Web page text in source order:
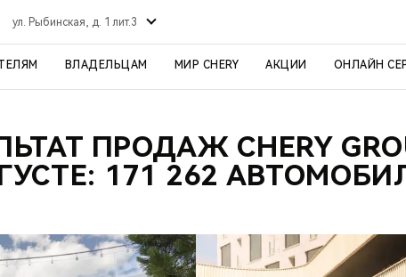
ул. Рыбинская, д. 1 лит.3
ВЛАДЕЛЬЦАМ МИР CHERY АКЦИИ ОНЛАЙН
ПРОДАЖ CHERY
171 262